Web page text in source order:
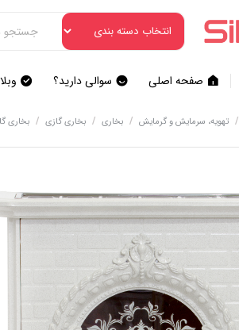
صفحه اصلی سوالی دارید؟
/ تهویه، سرمایش و گرمایش / بخاری / بخاری گازی / بخاری